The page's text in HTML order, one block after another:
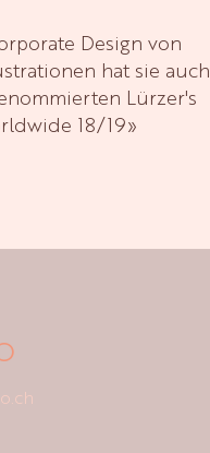
Design von
hat sie auch
Lürzer's
18/19»